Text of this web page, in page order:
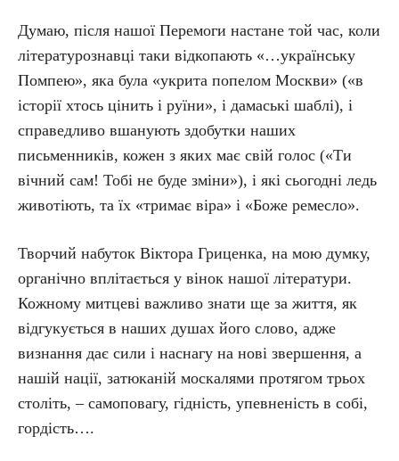
Думаю, після нашої Перемоги настане той час, коли
літературознавці таки відкопають «…українську
Помпею», яка була «укрита попелом Москви» («в
історії хтось цінить і руїни», і дамаські шаблі), і
справедливо вшанують здобутки наших
письменників, кожен з яких має свій голос («Ти
вічний сам! Тобі не буде зміни»), і які сьогодні ледь
животіють, та їх «тримає віра» і «Боже ремесло».
Творчий набуток Віктора Гриценка, на мою думку,
органічно вплітається у вінок нашої літератури.
Кожному митцеві важливо знати ще за життя, як
відгукується в наших душах його слово, адже
визнання дає сили і наснагу на нові звершення, а
нашій нації, затюканій москалями протягом трьох
століть, – самоповагу, гідність, упевненість в собі,
гордість….